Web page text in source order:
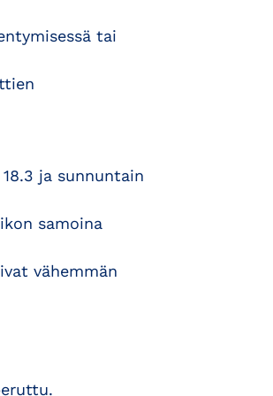
tai
ja sunnuntain
samoina
vähemmän